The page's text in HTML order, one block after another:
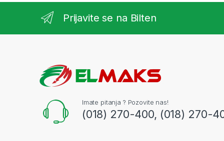
Prijavite se na Bilten
Imate pitanja ? Pozovite nas!
(018) 270-400, (018) 270-